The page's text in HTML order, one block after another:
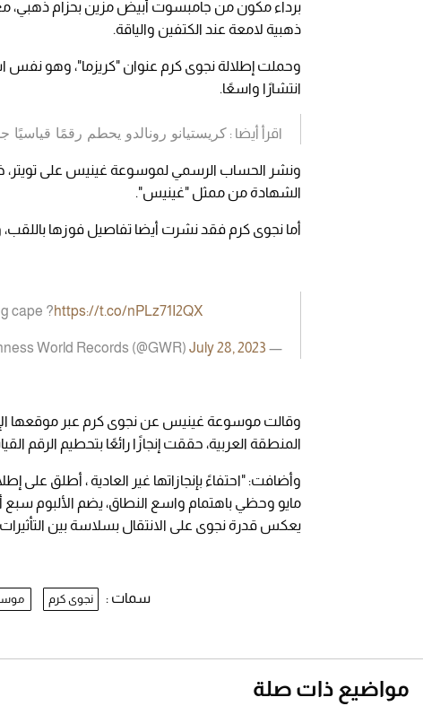
ذهبية لامعة عند الكتفين والياقة.
وحملت إطلالة نجوى كرم عنوان "كريزما"، وهو نفس
انتشارًا واسعًا.
اقرأ أيضا : كريستيانو رونالدو يحطم رقمًا
ونشر الحساب الرسمي لموسوعة غينيس على تويتر،
الشهادة من ممثل "غينيس".
أما نجوى كرم فقد نشرت أيضا تفاصيل فوزها
cape ?https://t.co/nPLz71I2QX
— Guinness World Records (@GWR)
July 28, 2023
وقالت موسوعة غينيس عن نجوى كرم عبر موقعها
المنطقة العربية، حققت إنجازًا رائعًا بتحطيم الرقم القياسي
وأضافت: "احتفاءً بإنجازاتها غير العادية ، أطلق على
مايو وحظي باهتمام واسع النطاق، يضم الألبوم
يعكس قدرة نجوى على الانتقال بسلاسة بين التأثيرات
سمات : نجوى كرم
مواضيع ذات صلة